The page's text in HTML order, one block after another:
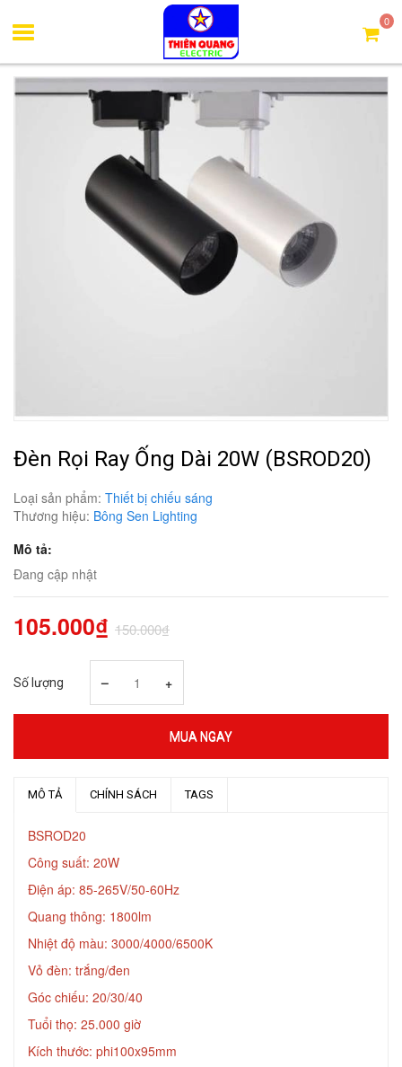
0
Đèn rọi ray, ống bơ
(BSROD20)
Đèn Rọi Ray Ống Dài 20W (BSROD20)
Loại sản phẩm: Thiết bị chiếu sáng
Thương hiệu: Bông Sen Lighting
Mô tả:
Đang cập nhật
105.000₫ 150.000₫
Số lượng – +
MUA NGAY
MÔ TẢ CHÍNH SÁCH TAGS
BSROD20
Công suất: 20W
Điện áp: 85-265V/50-60Hz
Quang thông: 1800lm
Nhiệt độ màu: 3000/4000/6500K
Vỏ đèn: trắng/đen
Góc chiếu: 20/30/40
Tuổi thọ: 25.000 giờ
Kích thước: phi100x95mm